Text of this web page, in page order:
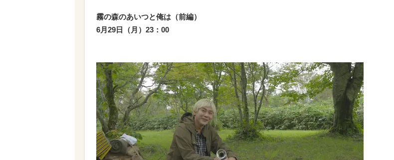
霧の森のあいつと俺は（前編）
6月29日（月）23：00